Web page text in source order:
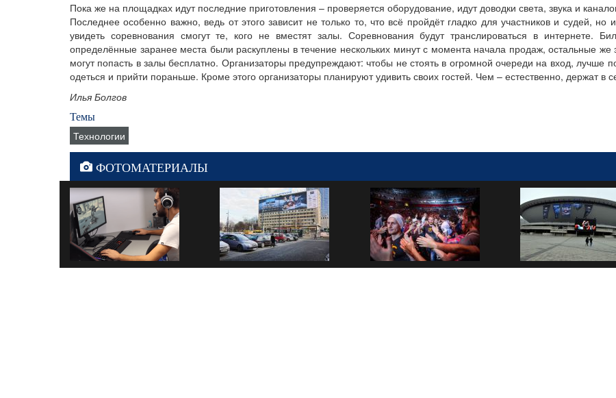
Пока же на площадках идут последние приготовления – проверяется оборудование, идут доводки света, звука и
Последнее особенно важно, ведь от этого зависит не только то, что всё пройдёт гладко для участников и судей, но
увидеть соревнования смогут те, кого не вместят залы. Соревнования будут транслироваться в интернете.
определённые заранее места были раскуплены в течение нескольких минут с момента начала продаж, остальные же
могут попасть в залы бесплатно. Организаторы предупреждают: чтобы не стоять в огромной очереди на вход, лучше
одеться и прийти пораньше. Кроме этого организаторы планируют удивить своих гостей. Чем – естественно, держат в
Илья Болгов
Темы
Технологии
ФОТОМАТЕРИАЛЫ